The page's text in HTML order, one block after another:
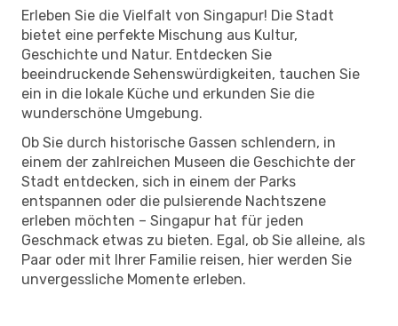
Erleben Sie die Vielfalt von Singapur! Die Stadt
bietet eine perfekte Mischung aus Kultur,
Geschichte und Natur. Entdecken Sie
beeindruckende Sehenswürdigkeiten, tauchen Sie
ein in die lokale Küche und erkunden Sie die
wunderschöne Umgebung.
Ob Sie durch historische Gassen schlendern, in
einem der zahlreichen Museen die Geschichte der
Stadt entdecken, sich in einem der Parks
entspannen oder die pulsierende Nachtszene
erleben möchten – Singapur hat für jeden
Geschmack etwas zu bieten. Egal, ob Sie alleine, als
Paar oder mit Ihrer Familie reisen, hier werden Sie
unvergessliche Momente erleben.